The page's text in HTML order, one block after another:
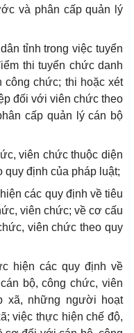
và phân cấp quản lý
tỉnh trong việc tuyển
thi tuyển chức danh
công chức; thi hoặc xét
đối với viên chức theo
cấp quản lý cán bộ
viên chức thuộc diện
quy định của pháp luật;
các quy định về tiêu
viên chức; về cơ cấu
viên chức theo quy
hiện các quy định về
bộ, công chức, viên
xã, những người hoạt
việc thực hiện chế độ,